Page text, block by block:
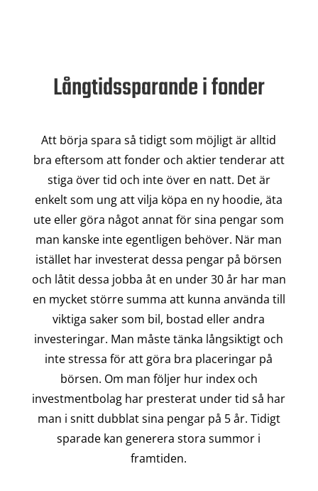
Långtidssparande i fonder
Att börja spara så tidigt som möjligt är alltid
bra eftersom att fonder och aktier tenderar att
stiga över tid och inte över en natt. Det är
enkelt som ung att vilja köpa en ny hoodie, äta
ute eller göra något annat för sina pengar som
man kanske inte egentligen behöver. När man
istället har investerat dessa pengar på börsen
och låtit dessa jobba åt en under 30 år har man
en mycket större summa att kunna använda till
viktiga saker som bil, bostad eller andra
investeringar. Man måste tänka långsiktigt och
inte stressa för att göra bra placeringar på
börsen. Om man följer hur index och
investmentbolag har presterat under tid så har
man i snitt dubblat sina pengar på 5 år. Tidigt
sparade kan generera stora summor i
framtiden.